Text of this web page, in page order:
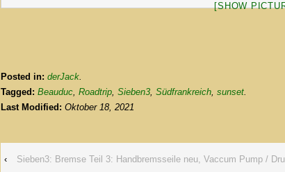
[SHOW
Posted in: derJack.
Tagged: Beauduc, Roadtrip, Sieben3, Südfrankreich, sunset.
Last Modified: Oktober 18, 2021
‹
Sieben3: Bremse Teil 3: Handbremsseile neu, Vaccum Pump /